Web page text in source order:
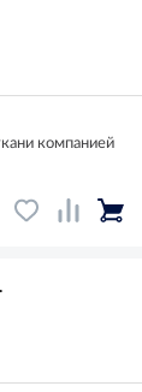
компанией